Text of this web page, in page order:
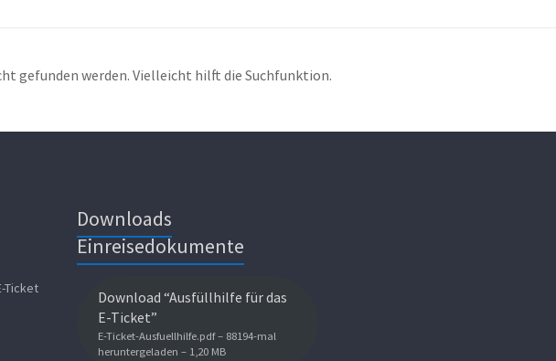
gefunden werden. Vielleicht hilft die Suchfunktion.
Ticket
Downloads
Einreisedokumente
Download “Ausfüllhilfe für das
E-Ticket”
E-Ticket-Ausfuellhilfe.pdf – 88194-mal
heruntergeladen – 1,20 MB